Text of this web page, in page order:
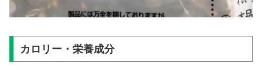
カロリー・栄養成分